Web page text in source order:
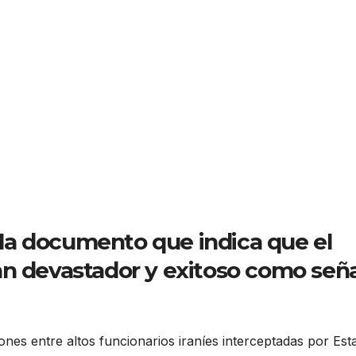
documento que indica que el
devastador y exitoso como
entre altos funcionarios iraníes interceptadas por